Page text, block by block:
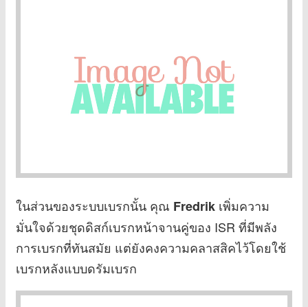
ในส่วนของระบบเบรกนั้น คุณ Fredrik เพิ่มความ
มั่นใจด้วยชุดดิสก์เบรกหน้าจานคู่ของ ISR ที่มีพลัง
การเบรกที่ทันสมัย แต่ยังคงความคลาสสิคไว้โดยใช้
เบรกหลังแบบดรัมเบรก